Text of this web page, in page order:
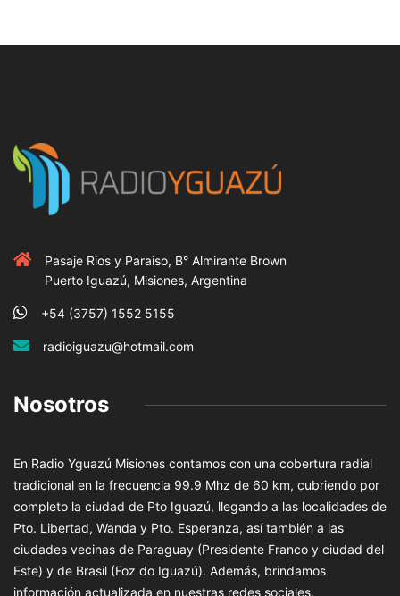
Pasaje Rios y Paraiso, B° Almirante Brown
Puerto Iguazú, Misiones, Argentina
+54 (3757) 1552 5155
radioiguazu@hotmail.com
Nosotros
En Radio Yguazú Misiones contamos con una cobertura radial
tradicional en la frecuencia 99.9 Mhz de 60 km, cubriendo por
completo la ciudad de Pto Iguazú, llegando a las localidades de
Pto. Libertad, Wanda y Pto. Esperanza, así también a las
ciudades vecinas de Paraguay (Presidente Franco y ciudad del
Este) y de Brasil (Foz do Iguazú). Además, brindamos
información actualizada en nuestras redes sociales.